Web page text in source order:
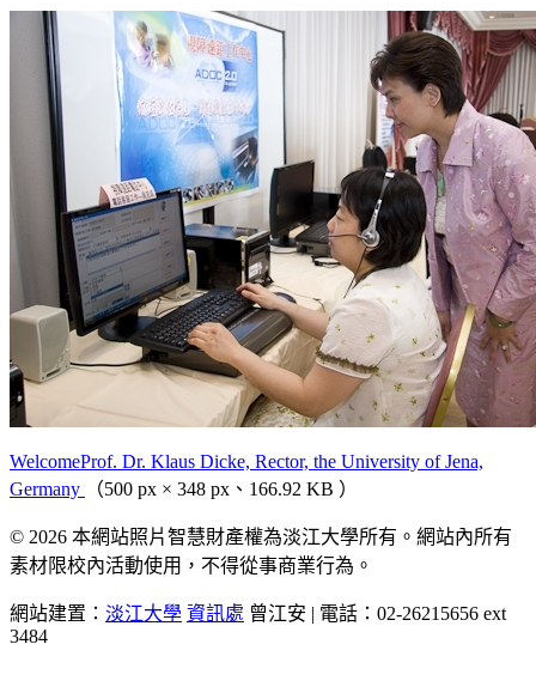
WelcomeProf. Dr. Klaus Dicke, Rector, the University of Jena,
Germany
（500 px × 348 px、166.92 KB ）
© 2026 本網站照片智慧財產權為淡江大學所有。網站內所有
素材限校內活動使用，不得從事商業行為。
網站建置： 淡江大學 資訊處 曾江安 | 電話：02-26215656 ext
3484